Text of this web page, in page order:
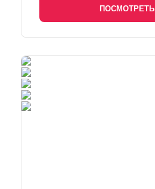
ПОСМОТРЕТЬ